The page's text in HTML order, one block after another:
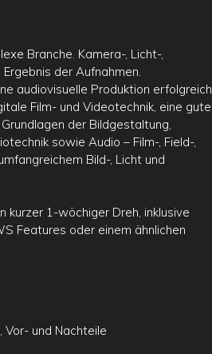
Branche. Kamera-, Licht-,
der Aufnahmen.
audiovisuelle Produktion erfolgreich
Film- und Videotechnik, eine gute
der Bildgestaltung,
sowie Audio – Film-, Field-,
Bild-, Licht und
1-wöchiger Dreh, inklusive
Features oder einem ähnlichen
Vor- und Nachteile